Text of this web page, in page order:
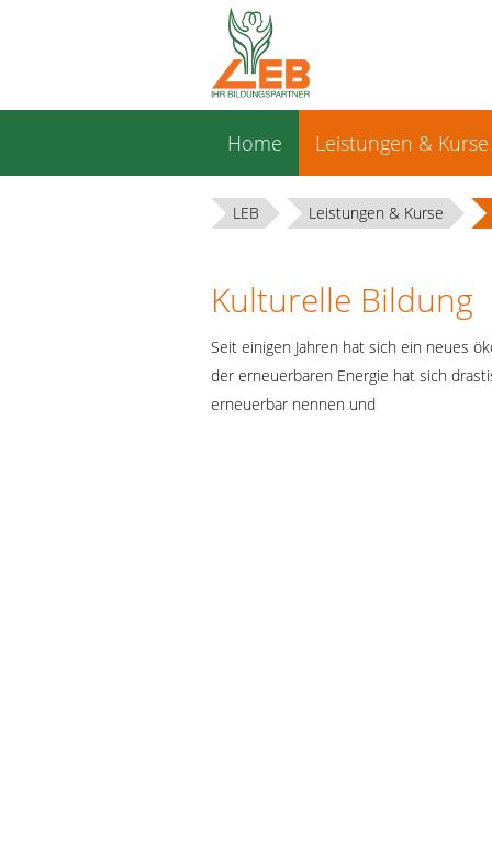
überspringen
Home Leistungen & Kurse
LEB Leistungen & Kurse
Kulturelle Bildung
Seit einigen Jahren hat sich ein neues
der erneuerbaren Energie hat sich
erneuerbar nennen und